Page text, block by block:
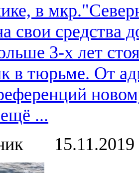
в
свои средства
3-х лет
в тюрьме. От
...
15.11.2019